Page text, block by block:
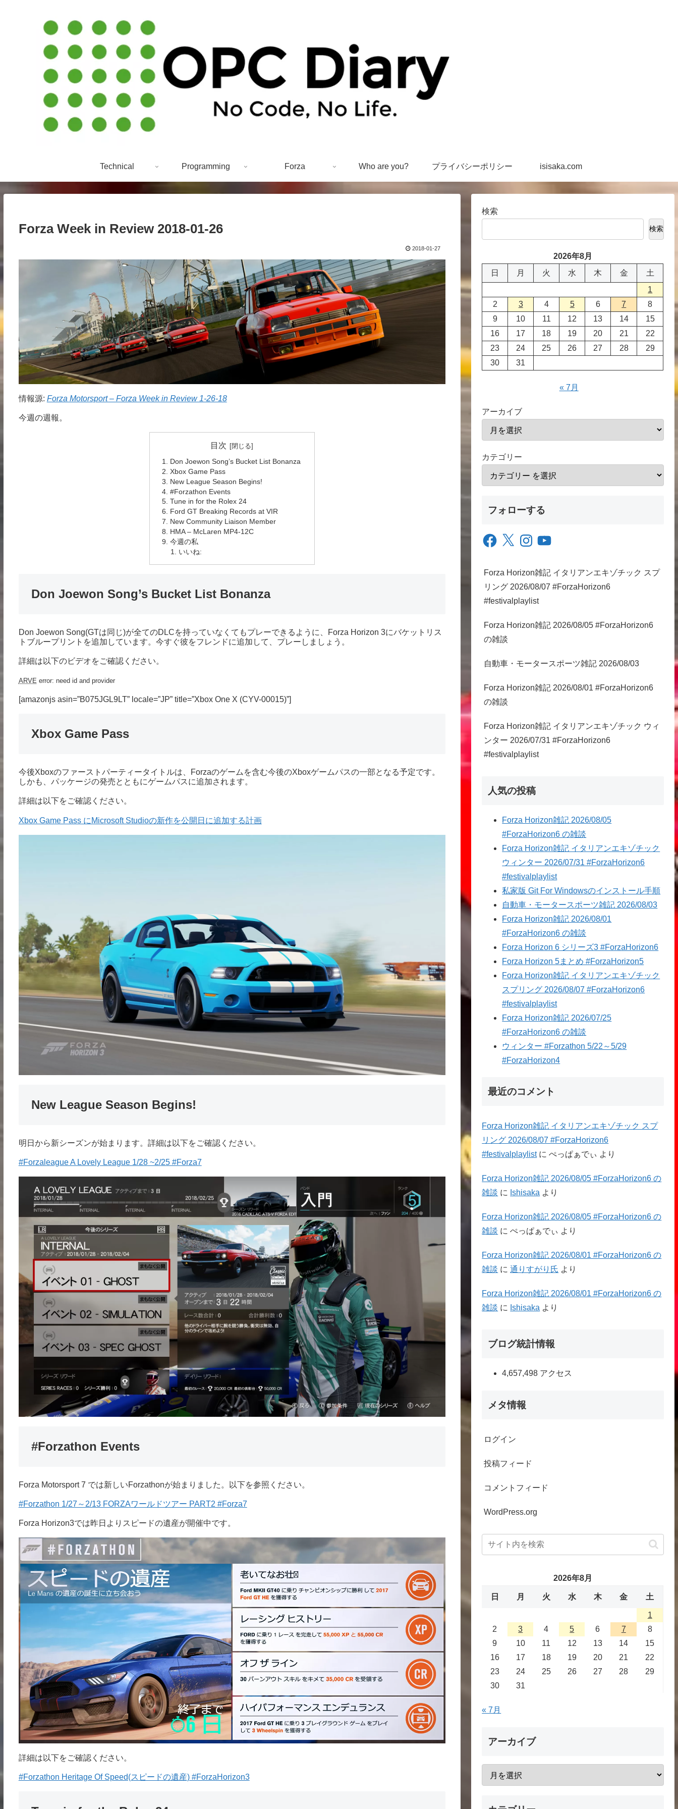
Technical Programming Forza Who are you? プライバシーポリシー isisaka.com
Forza Week in Review 2018-01-26
2018-01-27
情報源: Forza Motorsport – Forza Week in Review 1-26-18
今週の週報。
目次
Don Joewon Song’s Bucket List Bonanza
Xbox Game Pass
New League Season Begins!
#Forzathon Events
Tune in for the Rolex 24
Ford GT Breaking Records at VIR
New Community Liaison Member
HMA – McLaren MP4-12C
今週の私
いいね:
Don Joewon Song’s Bucket List Bonanza
Don Joewon Song(GTは同じ)が全てのDLCを持っていなくてもプレーできるように、Forza Horizon 3にバケットリス
トブループリントを追加しています。今すぐ彼をフレンドに追加して、プレーしましょう。
詳細は以下のビデオをご確認ください。
ARVE error: need id and provider
[amazonjs asin=”B075JGL9LT” locale=”JP” title=”Xbox One X (CYV-00015)”]
Xbox Game Pass
今後Xboxのファーストパーティータイトルは、Forzaのゲームを含む今後のXboxゲームパスの一部となる予定です。
しかも、パッケージの発売とともにゲームパスに追加されます。
詳細は以下をご確認ください。
Xbox Game Pass にMicrosoft Studioの新作を公開日に追加する計画
New League Season Begins!
明日から新シーズンが始まります。詳細は以下をご確認ください。
#Forzaleague A Lovely League 1/28 ~2/25 #Forza7
#Forzathon Events
Forza Motorsport 7 では新しいForzathonが始まりました。以下を参照ください。
#Forzathon 1/27～2/13 FORZAワールドツアー PART2 #Forza7
Forza Horizon3では昨日よりスピードの遺産が開催中です。
詳細は以下をご確認ください。
#Forzathon Heritage Of Speed(スピードの遺産) #ForzaHorizon3
検索
検索
2026年8月
日
月 火 水 木 金
土
1
2
3 4 5 6 7
8
9
10 11 12 13 14
15
16
17 18 19 20 21
22
23
24 25 26 27 28
29
30
31
« 7月
アーカイブ
カテゴリー
フォローする
Facebook
X InstagramYouTube
Forza Horizon雑記 イタリアンエキゾチック スプ
リング 2026/08/07 #ForzaHorizon6
#festivalplaylist
Forza Horizon雑記 2026/08/05 #ForzaHorizon6
の雑談
自動車・モータースポーツ雑記 2026/08/03
Forza Horizon雑記 2026/08/01 #ForzaHorizon6
の雑談
Forza Horizon雑記 イタリアンエキゾチック ウィ
ンター 2026/07/31 #ForzaHorizon6
#festivalplaylist
人気の投稿
Forza Horizon雑記 2026/08/05
#ForzaHorizon6 の雑談
Forza Horizon雑記 イタリアンエキゾチック
ウィンター 2026/07/31 #ForzaHorizon6
#festivalplaylist
私家版 Git For Windowsのインストール手順
自動車・モータースポーツ雑記 2026/08/03
Forza Horizon雑記 2026/08/01
#ForzaHorizon6 の雑談
Forza Horizon 6 シリーズ3 #ForzaHorizon6
Forza Horizon 5まとめ #ForzaHorizon5
Forza Horizon雑記 イタリアンエキゾチック
スプリング 2026/08/07 #ForzaHorizon6
#festivalplaylist
Forza Horizon雑記 2026/07/25
#ForzaHorizon6 の雑談
ウィンター #Forzathon 5/22～5/29
#ForzaHorizon4
最近のコメント
Forza Horizon雑記 イタリアンエキゾチック スプ
リング 2026/08/07 #ForzaHorizon6
#festivalplaylistにぺっぱぁでぃ より
Forza Horizon雑記 2026/08/05 #ForzaHorizon6 の
雑談 に Ishisaka より
Forza Horizon雑記 2026/08/05 #ForzaHorizon6 の
雑談 にぺっぱぁでぃ より
Forza Horizon雑記 2026/08/01 #ForzaHorizon6 の
雑談 に通りすがり氏 より
Forza Horizon雑記 2026/08/01 #ForzaHorizon6 の
雑談 に Ishisaka より
ブログ統計情報
4,657,498 アクセス
メタ情報
ログイン
投稿フィード
コメントフィード
WordPress.org
2026年8月
日 月 火 水 木 金 土
1
2
3 4 5 6 7
8
9
10 11 12 13 14
15
16
17 18 19 20 21
22
23
24 25 26 27 28
29
30
31
« 7月
アーカイブ